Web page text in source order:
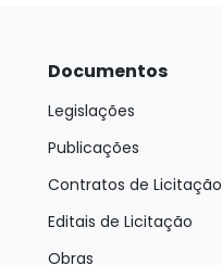
Documentos
Legislações
Publicações
Contratos de Licitação
Editais de Licitação
Obras